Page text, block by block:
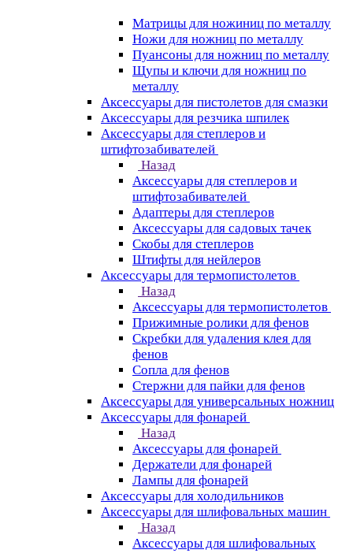
Матрицы для ножиниц по металлу
Ножи для ножниц по металлу
Пуансоны для ножниц по металлу
Щупы и ключи для ножниц по
металлу
Аксессуары для пистолетов для смазки
Аксессуары для резчика шпилек
Аксессуары для степлеров и
штифтозабивателей
Назад
Аксессуары для степлеров и
штифтозабивателей
Адаптеры для степлеров
Аксессуары для садовых тачек
Скобы для степлеров
Штифты для нейлеров
Аксессуары для термопистолетов
Назад
Аксессуары для термопистолетов
Прижимные ролики для фенов
Скребки для удаления клея для
фенов
Сопла для фенов
Стержни для пайки для фенов
Аксессуары для универсальных ножниц
Аксессуары для фонарей
Назад
Аксессуары для фонарей
Держатели для фонарей
Лампы для фонарей
Аксессуары для холодильников
Аксессуары для шлифовальных машин
Назад
Аксессуары для шлифовальных